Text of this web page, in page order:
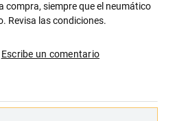
siempre que el neumático
Revisa las condiciones.